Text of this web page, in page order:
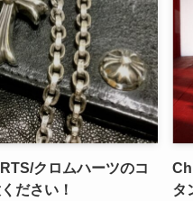
クロムハーツのコ
ださい！
タ